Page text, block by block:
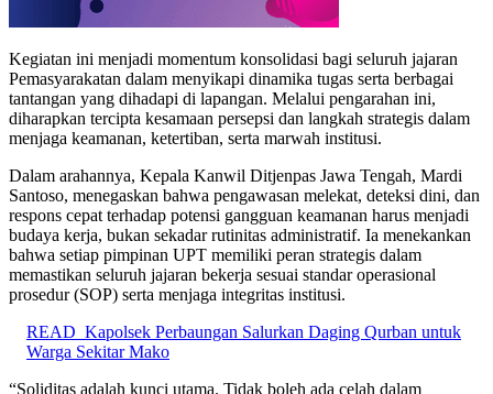
Kegiatan ini menjadi momentum konsolidasi bagi seluruh jajaran
Pemasyarakatan dalam menyikapi dinamika tugas serta berbagai
tantangan yang dihadapi di lapangan. Melalui pengarahan ini,
diharapkan tercipta kesamaan persepsi dan langkah strategis dalam
menjaga keamanan, ketertiban, serta marwah institusi.
Dalam arahannya, Kepala Kanwil Ditjenpas Jawa Tengah, Mardi
Santoso, menegaskan bahwa pengawasan melekat, deteksi dini, dan
respons cepat terhadap potensi gangguan keamanan harus menjadi
budaya kerja, bukan sekadar rutinitas administratif. Ia menekankan
bahwa setiap pimpinan UPT memiliki peran strategis dalam
memastikan seluruh jajaran bekerja sesuai standar operasional
prosedur (SOP) serta menjaga integritas institusi.
READ Kapolsek Perbaungan Salurkan Daging Qurban untuk
Warga Sekitar Mako
“Soliditas adalah kunci utama. Tidak boleh ada celah dalam